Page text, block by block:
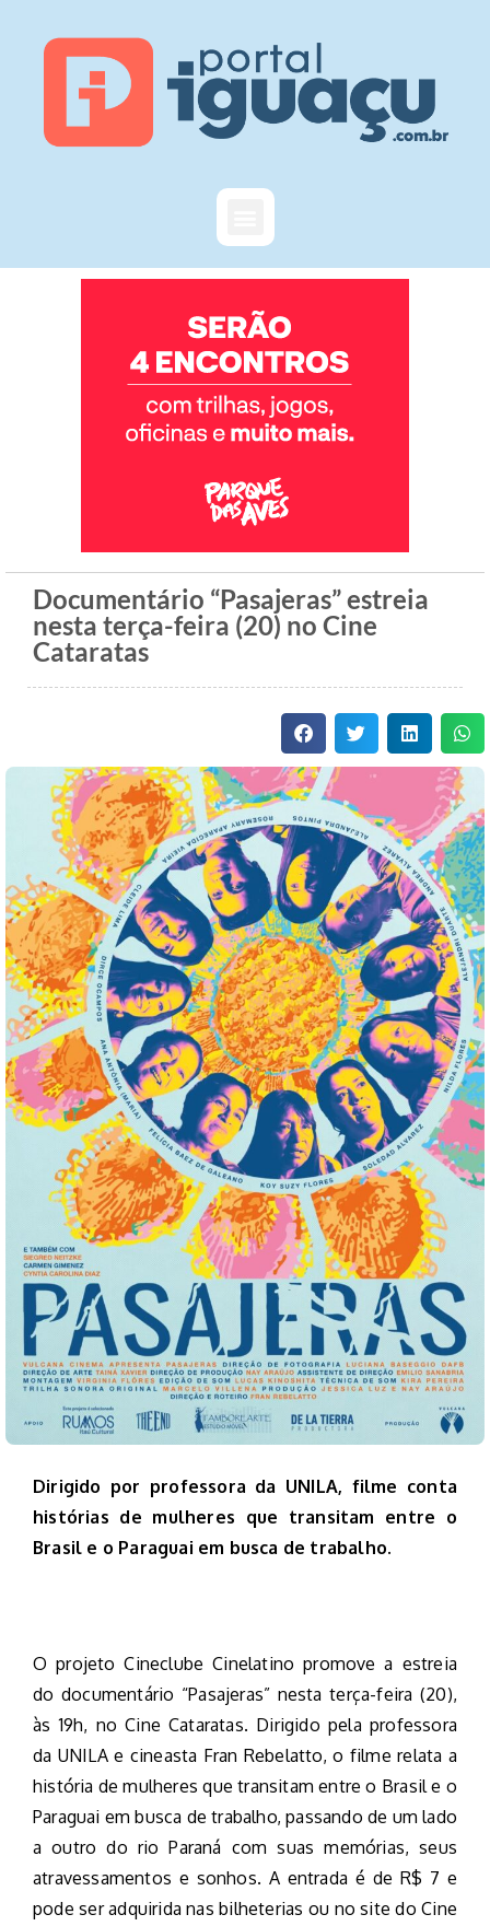
Documentário “Pasajeras” estreia
nesta terça-feira (20) no Cine
Cataratas
Dirigido por professora da UNILA, filme conta
histórias de mulheres que transitam entre o
Brasil e o Paraguai em busca de trabalho.
O projeto Cineclube Cinelatino promove a estreia
do documentário “Pasajeras” nesta terça-feira (20),
às 19h, no Cine Cataratas. Dirigido pela professora
da UNILA e cineasta Fran Rebelatto, o filme relata a
história de mulheres que transitam entre o Brasil e o
Paraguai em busca de trabalho, passando de um lado
a outro do rio Paraná com suas memórias, seus
atravessamentos e sonhos. A entrada é de R$ 7 e
pode ser adquirida nas bilheterias ou no site do Cine